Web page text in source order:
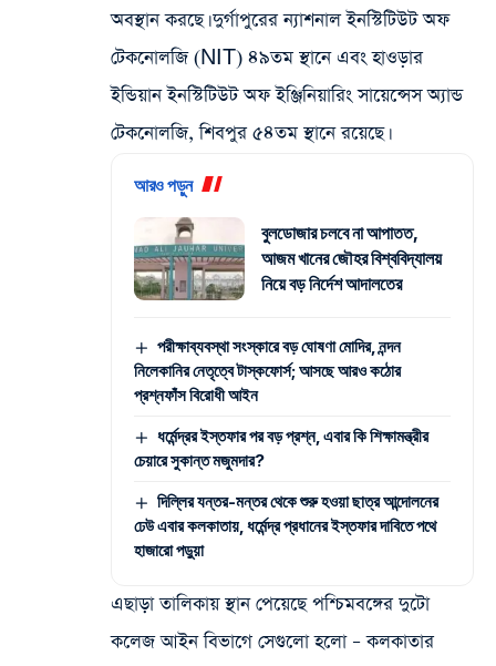
অবস্থান করছে। দুর্গাপুরের ন্যাশনাল ইনস্টিটিউট অফ
টেকনোলজি (NIT) ৪৯তম স্থানে এবং হাওড়ার
ইন্ডিয়ান ইনস্টিটিউট অফ ইঞ্জিনিয়ারিং সায়েন্সেস অ্যান্ড
টেকনোলজি, শিবপুর ৫৪তম স্থানে রয়েছে।
আরও পড়ুন
বুলডোজার চলবে না আপাতত,
আজম খানের জৌহর বিশ্ববিদ্যালয়
নিয়ে বড় নির্দেশ আদালতের
পরীক্ষাব্যবস্থা সংস্কারে বড় ঘোষণা মোদির, নন্দন
নিলেকানির নেতৃত্বে টাস্কফোর্স; আসছে আরও কঠোর
প্রশ্নফাঁস বিরোধী আইন
ধর্মেন্দ্রর ইস্তফার পর বড় প্রশ্ন, এবার কি শিক্ষামন্ত্রীর
চেয়ারে সুকান্ত মজুমদার?
দিল্লির যন্তর-মন্তর থেকে শুরু হওয়া ছাত্র আন্দোলনের
ঢেউ এবার কলকাতায়, ধর্মেন্দ্র প্রধানের ইস্তফার দাবিতে পথে
হাজারো পড়ুয়া
এছাড়া তালিকায় স্থান পেয়েছেপশ্চিমবঙ্গের দুটো
কলেজআইন বিভাগে সেগুলো হলো – কলকাতার